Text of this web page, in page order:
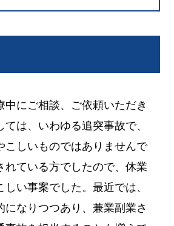
中にご相談、ご依頼いただき
ては、いわゆる追突事故で、
こしいものではありませんで
れている方でしたので、休業
い事案でした。最近では、
になりつつあり、兼業副業さ